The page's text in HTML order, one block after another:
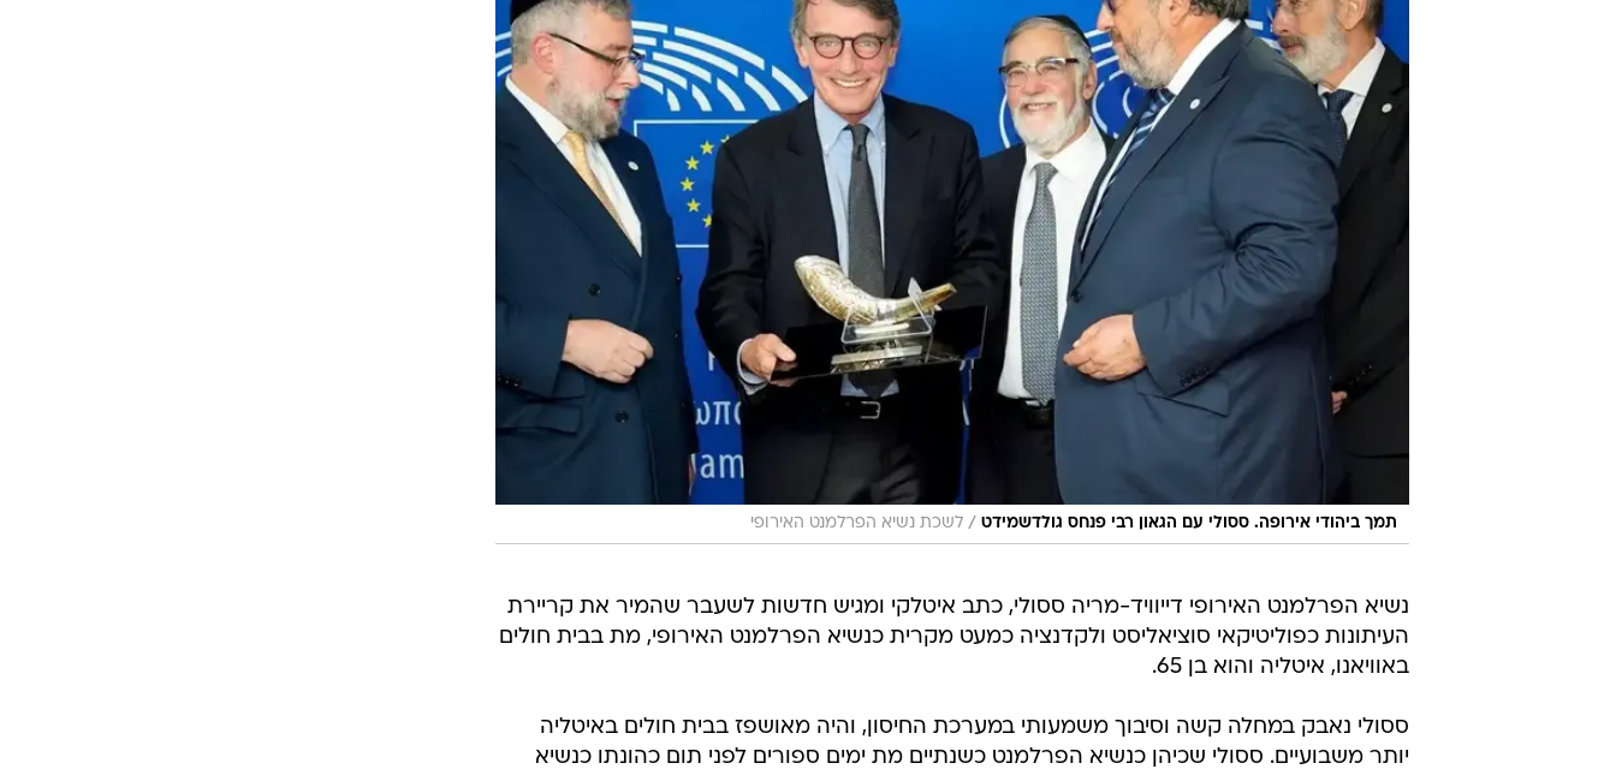
תמך ביהודי אירופה. ססולי עם הגאון רבי פנחס גולדשמידט / לשכת נשיא הפרלמנט האירופי
נשיא הפרלמנט האירופי דייוויד-מריה ססולי, כתב איטלקי ומגיש חדשות לשעבר שהמיר את קריירת
העיתונות כפוליטיקאי סוציאליסט ולקדנציה כמעט מקרית כנשיא הפרלמנט האירופי, מת בבית חולים
באוויאנו, איטליה והוא בן 65.
ססולי נאבק במחלה קשה וסיבוך משמעותי במערכת החיסון, והיה מאושפז בבית חולים באיטליה
יותר משבועיים. ססולי שכיהן כנשיא הפרלמנט כשנתיים מת ימים ספורים לפני תום כהונתו כנשיא